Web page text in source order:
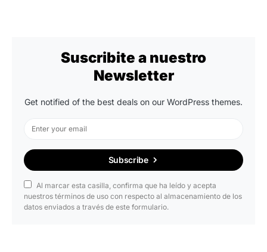
Suscribite a nuestro
Newsletter
Get notified of the best deals on our WordPress themes.
Subscribe
Al marcar esta casilla, confirma que ha leído y acepta
nuestros términos de uso con respecto al almacenamiento de los
datos enviados a través de este formulario.